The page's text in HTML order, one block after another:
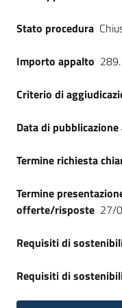
Stato procedura
Importo appalto
Criterio di
Data di
Termine richiesta
Termine
offerte/risposte 27/
Requisiti di
Requisiti di